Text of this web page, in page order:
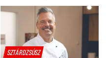
SZTÁRDZSÚSZ